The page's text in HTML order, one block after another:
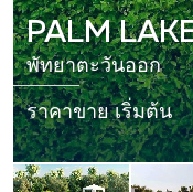
PALM
พัทยาตะวันออก
ราคาขาย เริ่มต้น